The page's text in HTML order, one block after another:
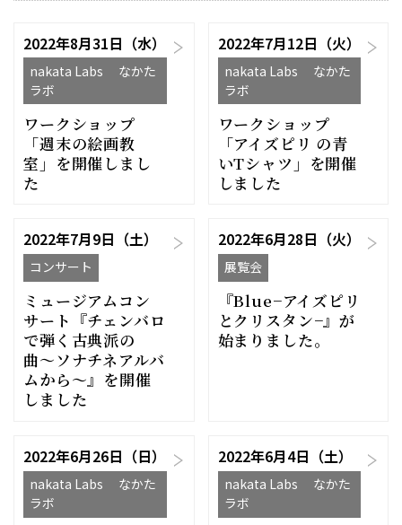
2022年8月31日（水）
nakata Labs なかた
ラボ
ワークショップ
「週末の絵画教
室」を開催しまし
た
2022年7月12日（火）
nakata Labs なかた
ラボ
ワークショップ
「アイズピリ の青
いTシャツ」を開催
しました
2022年7月9日（土）
コンサート
ミュージアムコン
サート『チェンバロ
で弾く古典派の
曲〜ソナチネアルバ
ムから〜』を開催
しました
2022年6月28日（火）
展覧会
『Blue−アイズピリ
とクリスタン−』が
始まりました。
2022年6月26日（日）
nakata Labs なかた
ラボ
2022年6月4日（土）
nakata Labs なかた
ラボ